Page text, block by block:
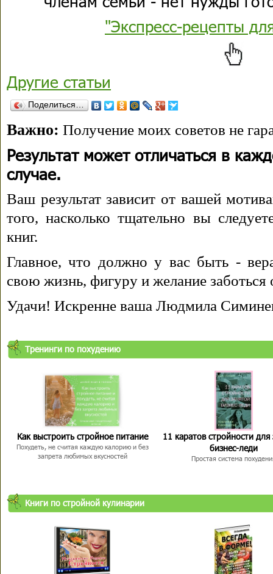
"Экспресс-рецепты
Другие статьи
Поделиться…
Важно: Получение моих советов не
Результат может отличаться в
случае.
Ваш результат зависит от вашей
того, насколько тщательно вы
книг.
Главное, что должно у вас быть -
свою жизнь, фигуру и желание заботься
Удачи! Искренне ваша Людмила
Тренинги по похудению
Как выстроить стройное питание
Похудеть, не считая каждую калорию и без
запрета любимых вкусностей
11 каратов стройности для
бизнес-леди
Простая система
Книги по стройной кулинарии